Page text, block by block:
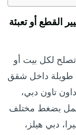
قبل تغيير القطع أو تعبئة
لكل بيت أو
طويلة داخل شقق
داون تاون دبي،
بضغط مختلف
دبي هيلز،